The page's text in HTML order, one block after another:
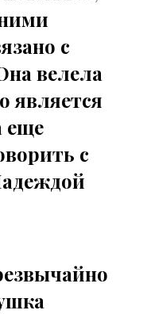
с
велела
является
еще
с